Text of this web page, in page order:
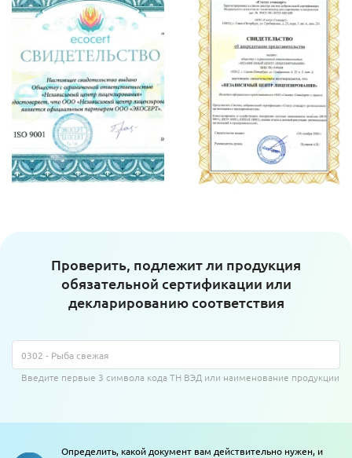
Проверить, подлежит ли продукция
обязательной сертификации или
декларированию соответствия
Введите первые 3 символа кода ТН ВЭД или наименование продукции
Определить, какой документ вам действительно нужен, и